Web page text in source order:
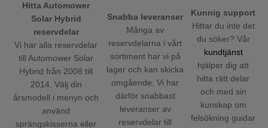
Hitta Automower
Solar Hybrid
reservdelar
Vi har alla reservdelar
till Automower Solar
Hybrid från 2008 till
2014. Välj din
årsmodell i menyn och
använd
sprängskisserna eller
Snabba leveranser
Många av
reservdelarna i vårt
sortiment har vi på
lager och kan skicka
omgående. Vi har
därför snabbast
leveranser av
reservdelar till
Kunnig support
Hittar du inte det
du söker? Vår
kundtjänst
hjälper dig att
hitta rätt delar
och med sin
kunskap om
felsökning guidar